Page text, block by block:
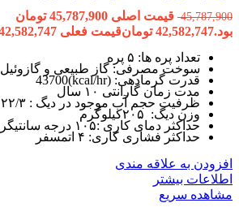
45,787,900
قیمت اصلی 45,787,900 تومان
بود.42,582,747 تومانقیمت فعلی 42,582,747 تومان است.
تعداد پره ها: ۵ پره
سوخت مصرفی: گاز طبیعی و گازوئیل
قدرت گرمادهی: (kcal/hr)43700
مدت زمان گارانتی ۱۰ سال
ظرفیت حجم آب موجود در دیگ : ۲۲/۳لیتر
وزن دیگ: ۲۰۵کیلوگرم
حداکثر دمای کاری :۱۰۵ درجه سانتیگراد
حداکثر فشاری کاری: ۴ اتمسفر
افزودن به علاقه مندی
اطلاعات بیشتر
مشاهده سریع